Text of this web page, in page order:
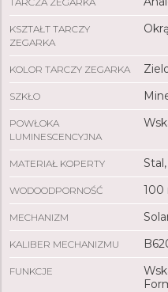
KSZTAŁT TARCZY
ZEGARKA
KOLOR TARCZY ZEGARKA
SZKŁO
POWŁOKA
LUMINESCENCYJNA
MATERIAŁ KOPERTY
WODOODPORNOŚĆ 100
MECHANIZM
KALIBER MECHANIZMU
FUNKCJE